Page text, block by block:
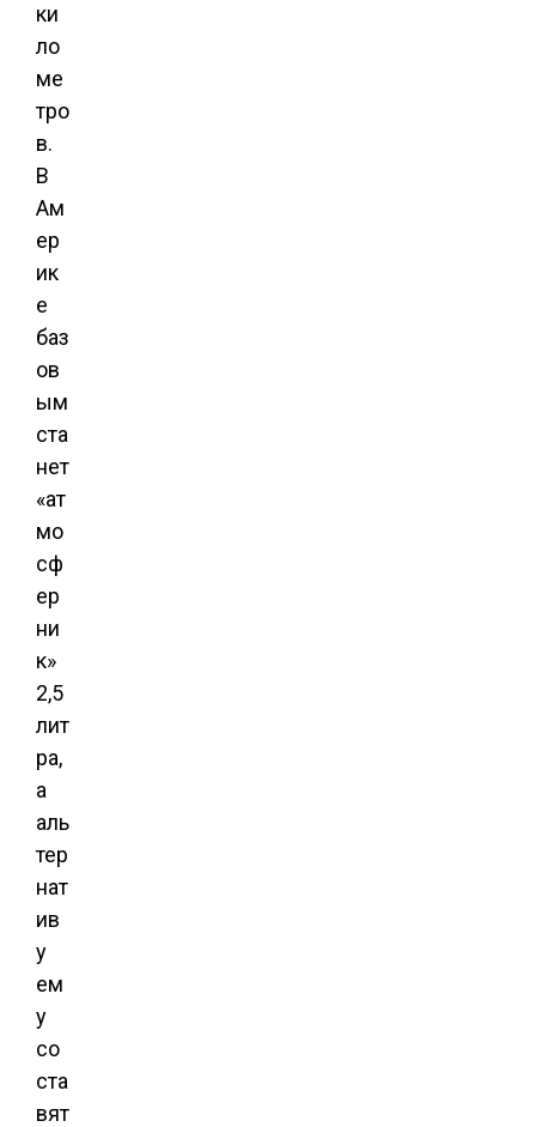
ки
ло
ме
тро
в.
В
Ам
ер
ик
е
баз
ов
ым
ста
нет
«ат
мо
сф
ер
ни
к»
2,5
лит
ра,
а
аль
тер
нат
ив
у
ем
у
со
ста
вят